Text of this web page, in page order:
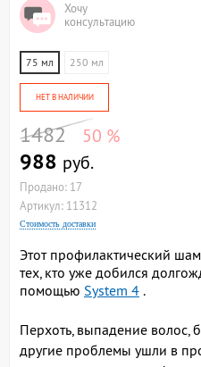
Хочу
консультацию
75 мл 250 мл
НЕТ В НАЛИЧИИ
1482 50 %
988 руб.
Продано: 17
Артикул: 11312
Стоимость доставки
Этот профилактический
тех, кто уже добился
помощью System 4 .
Перхоть, выпадение волос,
другие проблемы ушли в